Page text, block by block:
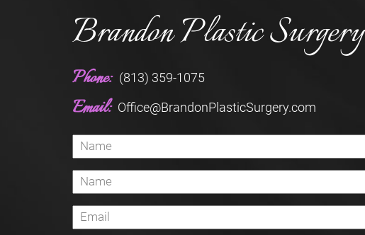
Brandon Plastic Surgery
Phone: (813) 359-1075
Email: Office@BrandonPlasticSurgery.com